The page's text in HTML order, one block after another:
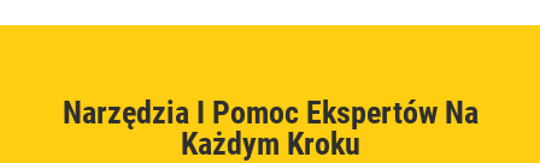
Narzędzia I Pomoc Ekspertów Na
Każdym Kroku